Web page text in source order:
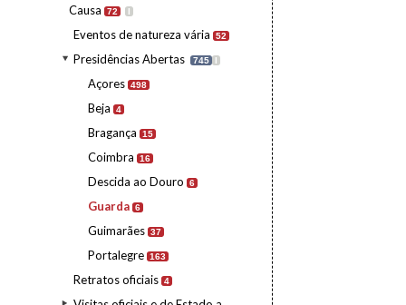
Causa
72 I
Eventos de natureza vária 52
Presidências Abertas 745 I
Açores 498
Beja 4
Bragança 15
Coimbra 16
Descida ao Douro 6
Guarda 6
Guimarães 37
Portalegre 163
Retratos oficiais 4